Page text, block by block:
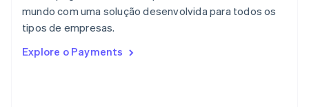
mundo com uma solução desenvolvida para todos os
tipos de empresas.
Explore o Payments
Nova Zelândia
English
NederlandsEnglish